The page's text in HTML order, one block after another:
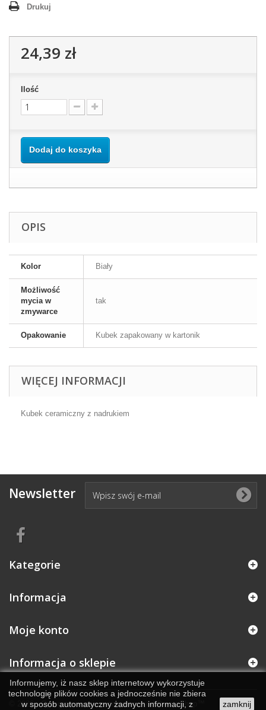
Drukuj
24,39 zł
Ilość
Dodaj do koszyka
OPIS
Kolor Biały
Możliwość
mycia w
zmywarce
tak
Opakowanie Kubek zapakowany w kartonik
WIĘCEJ INFORMACJI
Kubek ceramiczny z nadrukiem
Newsletter
Kategorie
Informacja
© 2026 - Oprogramowanie e-commerce od PrestaShop™
Moje konto
Informacja o sklepie
Informujemy, iż nasz sklep internetowy wykorzystuje
technologię plików cookies a jednocześnie nie zbiera
w sposób automatyczny żadnych informacji, z
zamknij